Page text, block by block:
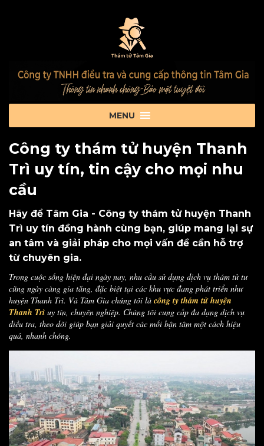
Công ty thám tử huyện Thanh
Trì uy tín, tin cậy cho mọi nhu
cầu
Hãy để Tâm Gia - Công ty thám tử huyện Thanh
Trì uy tín đồng hành cùng bạn, giúp mang lại sự
an tâm và giải pháp cho mọi vấn đề cần hỗ trợ
từ chuyên gia.
Trong cuộc sống hiện đại ngày nay, nhu cầu sử dụng dịch vụ thám tử tư
cũng ngày càng gia tăng, đặc biệt tại các khu vực đang phát triển như
huyện Thanh Trì. Và Tâm Gia chúng tôi là công ty thám tử huyện
Thanh Trì uy tín, chuyên nghiệp. Chúng tôi cung cấp đa dạng dịch vụ
điều tra, theo dõi giúp bạn giải quyết các mối bận tâm một cách hiệu
quả, nhanh chóng.